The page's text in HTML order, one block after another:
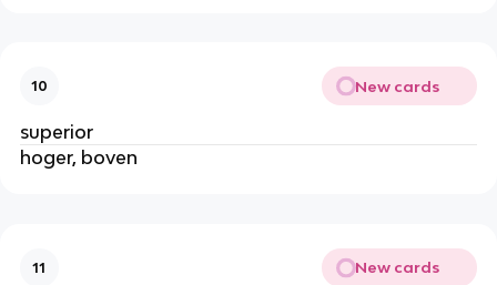
10 New cards
superior
hoger, boven
11 New cards